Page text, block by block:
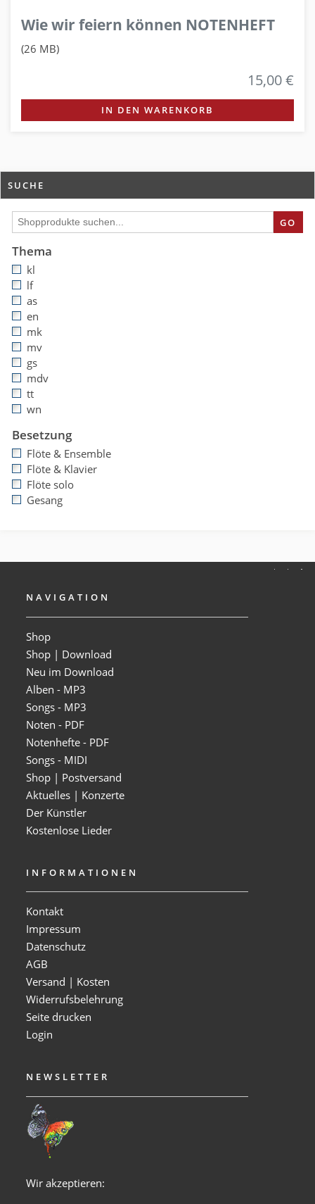
Wie wir feiern können NOTENHEFT
(26 MB)
15,00 €
IN DEN WARENKORB
SUCHE
GO
Thema
kl
lf
as
en
mk
mv
gs
mdv
tt
wn
Besetzung
Flöte & Ensemble
Flöte & Klavier
Flöte solo
Gesang
NAVIGATION
Shop
Shop | Download
Neu im Download
Alben - MP3
Songs - MP3
Noten - PDF
Notenhefte - PDF
Songs - MIDI
Shop | Postversand
Aktuelles | Konzerte
Der Künstler
Kostenlose Lieder
INFORMATIONEN
Kontakt
Impressum
Datenschutz
AGB
Versand | Kosten
Widerrufsbelehrung
Seite drucken
Login
NEWSLETTER
Wir akzeptieren: